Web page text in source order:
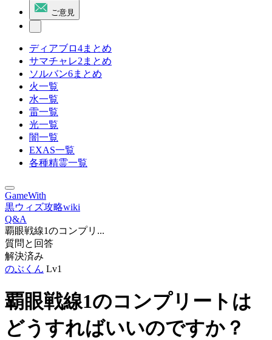
ご意見
ディアブロ4まとめ
サマチャレ2まとめ
ソルバン6まとめ
火一覧
水一覧
雷一覧
光一覧
闇一覧
EXAS一覧
各種精霊一覧
GameWith
黒ウィズ攻略wiki
Q&A
覇眼戦線1のコンプリ...
質問と回答
解決済み
のぶくん Lv1
覇眼戦線1のコンプリートは
どうすればいいのですか？